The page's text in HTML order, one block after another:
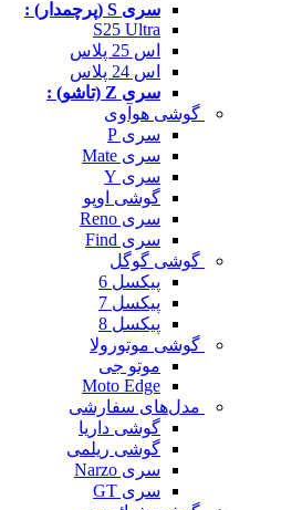
سری S (پرچمدار) :
S25 Ultra
اس 25 پلاس
اس 24 پلاس
سری Z (تاشو) :
گوشی هوآوی
سری P
سری Mate
سری Y
گوشی اوپو
سری Reno
سری Find
گوشی گوگل
پیکسل 6
پیکسل 7
پیکسل 8
گوشی موتورولا
موتو جی
Moto Edge
مدل‌های سفارشی
گوشی داریا
گوشی ریلمی
سری Narzo
سری GT